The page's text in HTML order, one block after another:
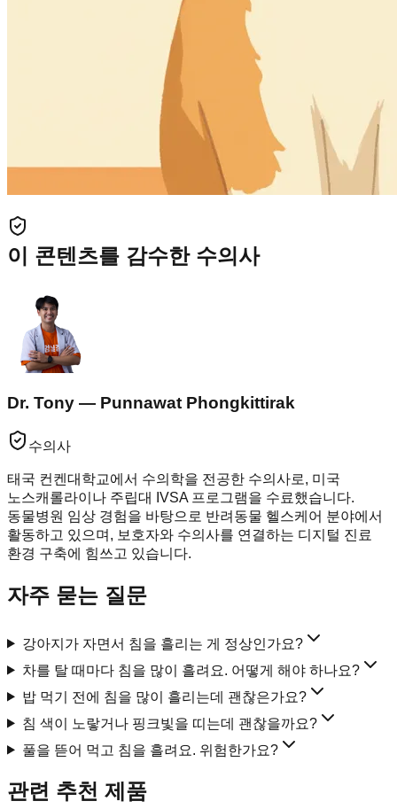
이 콘텐츠를 감수한 수의사
Dr. Tony — Punnawat Phongkittirak
수의사
태국 컨켄대학교에서 수의학을 전공한 수의사로, 미국
노스캐롤라이나 주립대 IVSA 프로그램을 수료했습니다.
동물병원 임상 경험을 바탕으로 반려동물 헬스케어 분야에서
활동하고 있으며, 보호자와 수의사를 연결하는 디지털 진료
환경 구축에 힘쓰고 있습니다.
자주 묻는 질문
강아지가 자면서 침을 흘리는 게 정상인가요?
차를 탈 때마다 침을 많이 흘려요. 어떻게 해야 하나요?
밥 먹기 전에 침을 많이 흘리는데 괜찮은가요?
침 색이 노랗거나 핑크빛을 띠는데 괜찮을까요?
풀을 뜯어 먹고 침을 흘려요. 위험한가요?
관련 추천 제품